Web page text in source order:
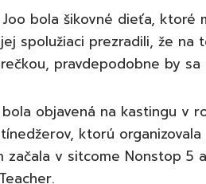
Joo bola šikovné dieťa,
spolužiaci prezradili, že na
pravdepodobne by
bola objavená na kastingu v
ktorú
začala v sitcome Nonstop 5